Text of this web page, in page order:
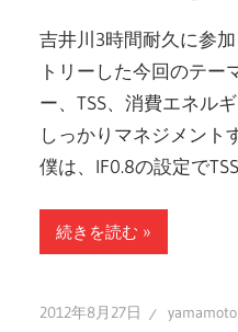
吉井川3時間耐久に参
トリーした今回のテー
ー、TSS、消費エネル
しっかりマネジメント
僕は、IF0.8の設定で
続きを読む
2012年8月27日 yamamoto